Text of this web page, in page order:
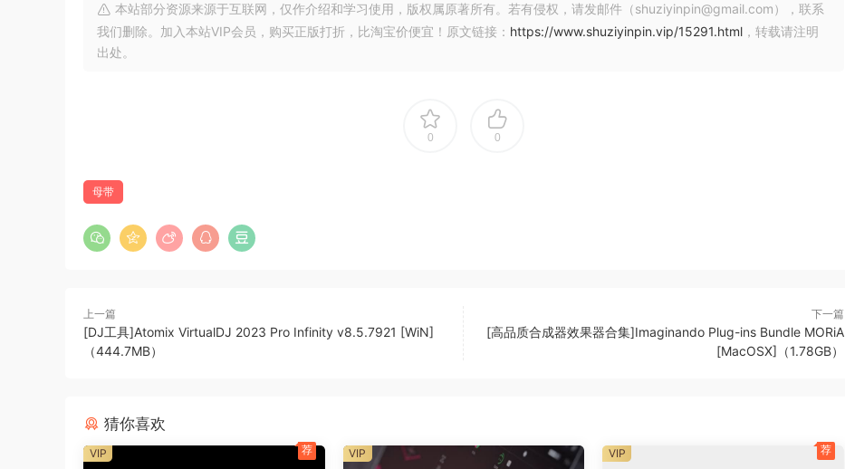
本站部分资源来源于互联网，仅作介绍和学习使用，版权属原著所有。若有侵权，请发邮件（shuziyinpin@gmail.com），联系
我们删除。加入本站VIP会员，购买正版打折，比淘宝价便宜！原文链接： https://www.shuziyinpin.vip/15291.html ，转载请注明
出处。
0 0
母带
上一篇
[DJ工具]Atomix VirtualDJ 2023 Pro Infinity v8.5.7921 [WiN]
（444.7MB）
下一篇
[高品质合成器效果器合集]Imaginando Plug-ins Bundle MORiA
[MacOSX]（1.78GB）
猜你喜欢
VIP 荐 VIP VIP 荐